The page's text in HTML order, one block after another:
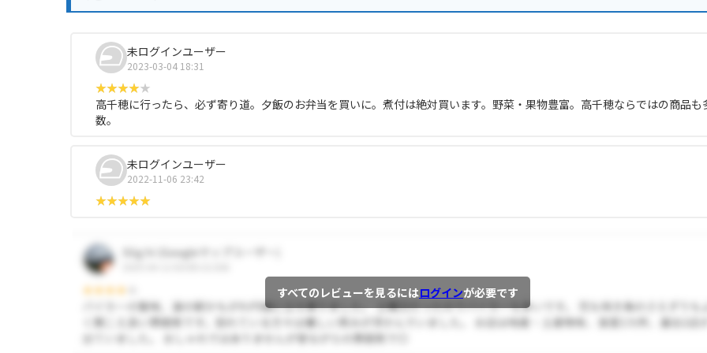
未ログインユーザー
2023-03-04 18:31
高千穂に行ったら、必ず寄り道。夕飯のお弁当を買いに。煮付は絶対買います。野菜・果物豊富。高千穂ならではの商品も
数。
未ログインユーザー
2022-11-06 23:42
すべてのレビューを見るにはログインが必要です